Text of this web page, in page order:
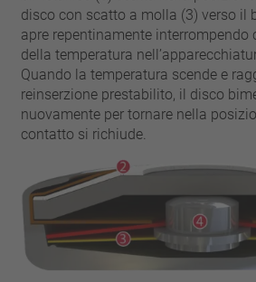
CSA
CQC
CMJ
filtri stretti
disco con scatto a molla (3) verso il
apre repentinamente interrompendo
della temperatura
Quando la temperatura scende e
reinserzione prestabilito, il disco
nuovamente per tornare nella
contatto si richiude.